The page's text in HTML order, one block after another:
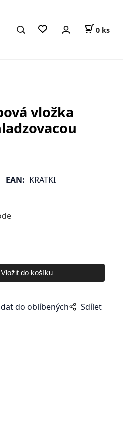
0 ks
vložka
EAN: KRATKI
do oblíbených Sdílet